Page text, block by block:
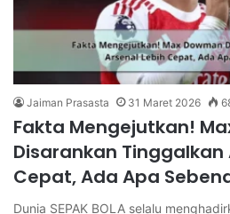
Jaiman Prasasta 31 Maret 2026
Fakta Mengejutkan!
Disarankan Tinggalkan
Cepat, Ada Apa
Dunia SEPAK BOLA selalu